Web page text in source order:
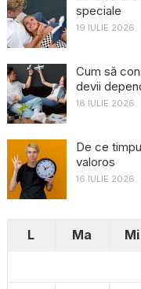
speciale
19 IULIE 2026
Cum să
devii
18 IULIE 2026
De ce
valoros
16 IULIE 2026
L Ma Mi